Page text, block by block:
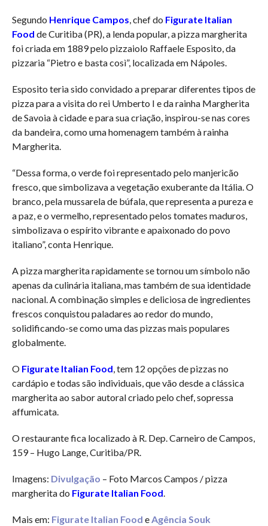
Segundo Henrique Campos, chef do Figurate Italian
Food de Curitiba (PR), a lenda popular, a pizza margherita
foi criada em 1889 pelo pizzaiolo Raffaele Esposito, da
pizzaria “Pietro e basta così”, localizada em Nápoles.
Esposito teria sido convidado a preparar diferentes tipos de
pizza para a visita do rei Umberto I e da rainha Margherita
de Savoia à cidade e para sua criação, inspirou-se nas cores
da bandeira, como uma homenagem também à rainha
Margherita.
“Dessa forma, o verde foi representado pelo manjericão
fresco, que simbolizava a vegetação exuberante da Itália. O
branco, pela mussarela de búfala, que representa a pureza e
a paz, e o vermelho, representado pelos tomates maduros,
simbolizava o espírito vibrante e apaixonado do povo
italiano”, conta Henrique.
A pizza margherita rapidamente se tornou um símbolo não
apenas da culinária italiana, mas também de sua identidade
nacional. A combinação simples e deliciosa de ingredientes
frescos conquistou paladares ao redor do mundo,
solidificando-se como uma das pizzas mais populares
globalmente.
O Figurate Italian Food, tem 12 opções de pizzas no
cardápio e todas são individuais, que vão desde a clássica
margherita ao sabor autoral criado pelo chef, sopressa
affumicata.
O restaurante fica localizado à R. Dep. Carneiro de Campos,
159 – Hugo Lange, Curitiba/PR.
Imagens: Divulgação – Foto Marcos Campos / pizza
margherita do Figurate Italian Food.
Mais em: Figurate Italian Food eAgência Souk